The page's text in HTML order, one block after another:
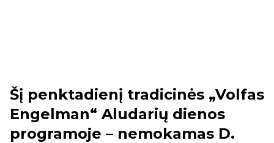
Šį penktadienį tradicinės „Volfas
Engelman“ Aludarių dienos
programoje – nemokamas D.